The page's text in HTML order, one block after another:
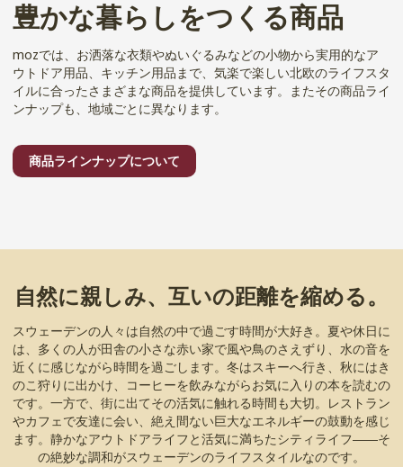
豊かな暮らしをつくる商品
mozでは、お洒落な衣類やぬいぐるみなどの小物から実用的なア
ウトドア用品、キッチン用品まで、気楽で楽しい北欧のライフスタ
イルに合ったさまざまな商品を提供しています。またその商品ライ
ンナップも、地域ごとに異なります。
商品ラインナップについて
自然に親しみ、互いの距離を縮める。
スウェーデンの人々は自然の中で過ごす時間が大好き。夏や休日に
は、多くの人が田舎の小さな赤い家で風や鳥のさえずり、水の音を
近くに感じながら時間を過ごします。冬はスキーへ行き、秋にはき
のこ狩りに出かけ、コーヒーを飲みながらお気に入りの本を読むの
です。一方で、街に出てその活気に触れる時間も大切。レストラン
やカフェで友達に会い、絶え間ない巨大なエネルギーの鼓動を感じ
ます。静かなアウトドアライフと活気に満ちたシティライフ――そ
の絶妙な調和がスウェーデンのライフスタイルなのです。